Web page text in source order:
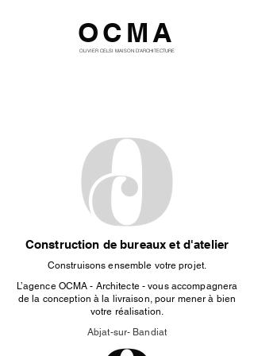
OCMA
OLIVIER CELSI MAISON D'ARCHITECTURE
Construction de bureaux et d'atelier
Construisons ensemble votre projet.
L’agence OCMA - Architecte - vous accompagnera
de la conception à la livraison, pour mener à bien
votre réalisation.
Abjat-sur- Bandiat